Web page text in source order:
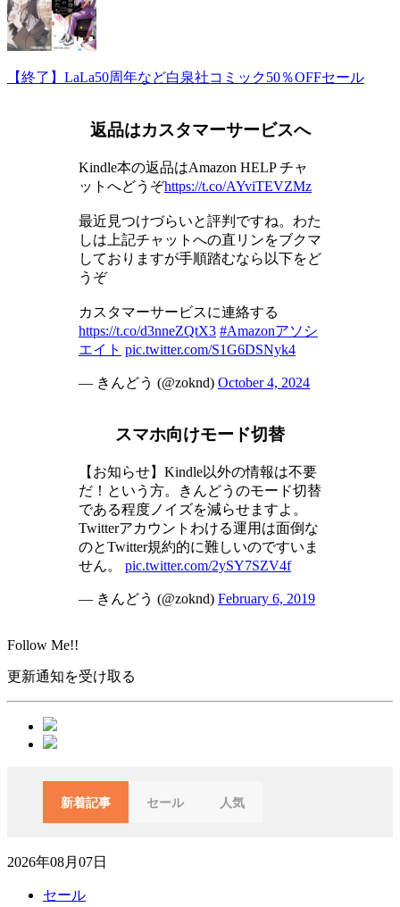
【終了】LaLa50周年など白泉社コミック50％OFFセール
返品はカスタマーサービスへ
Kindle本の返品はAmazon HELP チャ
ットへどうぞhttps://t.co/AYviTEVZMz
最近見つけづらいと評判ですね。わた
しは上記チャットへの直リンをブクマ
しておりますが手順踏むなら以下をど
うぞ
カスタマーサービスに連絡する
https://t.co/d3nneZQtX3 #Amazonアソシ
エイト pic.twitter.com/S1G6DSNyk4
— きんどう (@zoknd) October 4, 2024
スマホ向けモード切替
【お知らせ】Kindle以外の情報は不要
だ！という方。きんどうのモード切替
である程度ノイズを減らせますよ。
Twitterアカウントわける運用は面倒な
のとTwitter規約的に難しいのですいま
せん。 pic.twitter.com/2ySY7SZV4f
— きんどう (@zoknd) February 6, 2019
Follow Me!!
更新通知を受け取る
新着記事 セール 人気
2026年08月07日
セール